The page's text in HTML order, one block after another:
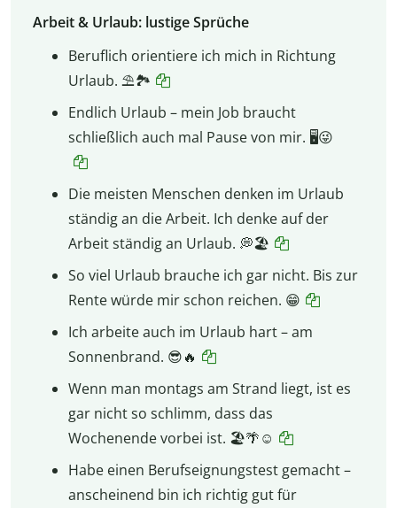
Arbeit & Urlaub: lustige Sprüche
Beruflich orientiere ich mich in Richtung
Urlaub. ⛱️🏞️
Endlich Urlaub – mein Job braucht
schließlich auch mal Pause von mir. 🖥️😜
Die meisten Menschen denken im Urlaub
ständig an die Arbeit. Ich denke auf der
Arbeit ständig an Urlaub. 💭🏖️
So viel Urlaub brauche ich gar nicht. Bis zur
Rente würde mir schon reichen. 😁
Ich arbeite auch im Urlaub hart – am
Sonnenbrand. 😎🔥
Wenn man montags am Strand liegt, ist es
gar nicht so schlimm, dass das
Wochenende vorbei ist. 🏖️🌴☺️
Habe einen Berufseignungstest gemacht –
anscheinend bin ich richtig gut für